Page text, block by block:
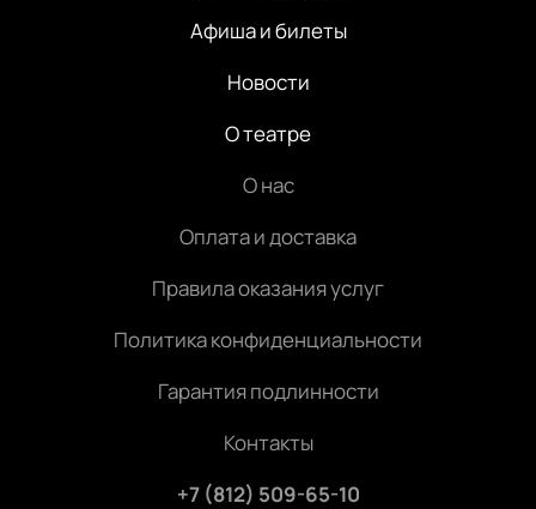
Афиша и билеты
Новости
О театре
О нас
Оплата и доставка
Правила оказания услуг
Политика конфиденциальности
Гарантия подлинности
Контакты
+7 (812) 509-65-10